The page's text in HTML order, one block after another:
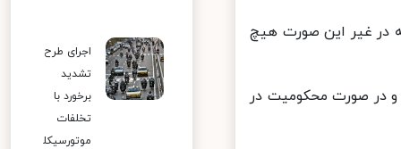
در غیر این صورت هیچ
در صورت محکومیت در
اجرای طرح
تشدید
برخورد با
تخلفات
موتورسیکل